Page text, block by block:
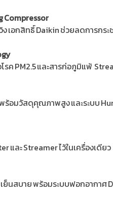
Compressor
เอกสิทธิ์ Daikin ช่วยลดการกร
รค PM2.5 และสารก่อภูมิแพ้
ร้อมวัสดุคุณภาพสูง และระบบ
และ Streamer ไว้ในเครื่องเดี
นสบาย พร้อมระบบฟอกอากาศ